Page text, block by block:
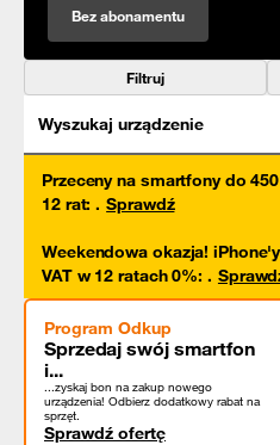
Bez abonamentu
Filtruj
Wyszukaj urządzenie
Przeceny na smartfony do
12 rat: . Sprawdź
Weekendowa okazja!
VAT w 12 ratach 0%: .
Program Odkup
Sprzedaj swój smartfon
i...
...zyskaj bon na zakup nowego
urządzenia! Odbierz dodatkowy rabat na
sprzęt.
Sprawdź ofertę